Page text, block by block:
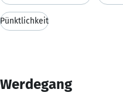
Pünktlichkeit
Werdegang